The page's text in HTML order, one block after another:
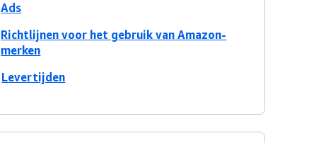
Ads
Richtlijnen voor het gebruik van Amazon-
merken
Levertijden